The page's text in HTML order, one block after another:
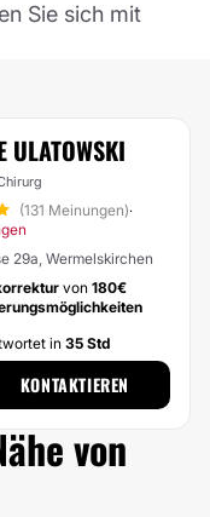
Sie sich mit
ULATOWSKI
(131 Meinungen)·
29a, Wermelskirchen
von 180€
in35 Std
KONTAKTIEREN
von